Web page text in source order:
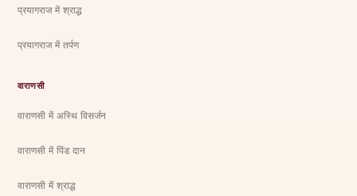
प्रयागराज में श्राद्ध
प्रयागराज में तर्पण
वाराणसी
वाराणसी में अस्थि विसर्जन
वाराणसी में पिंड दान
वाराणसी में श्राद्ध